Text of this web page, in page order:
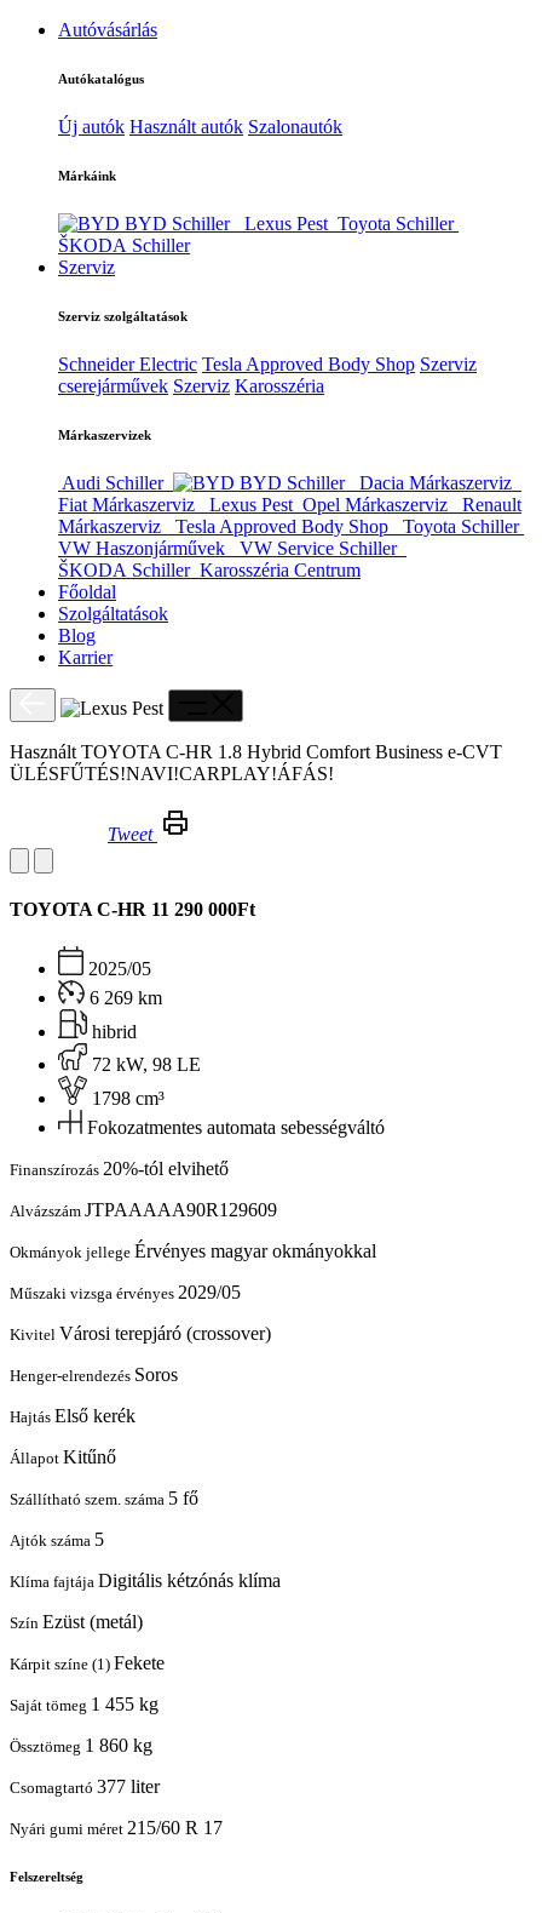
Autóvásárlás
Autókatalógus
Új autók Használt autók Szalonautók
Márkáink
BYD Schiller Lexus Pest Toyota Schiller
ŠKODA Schiller
Szerviz
Szerviz szolgáltatások
Schneider Electric Tesla Approved Body Shop Szerviz
cserejárművek Szerviz Karosszéria
Márkaszervizek
Audi Schiller BYD Schiller
Dacia Márkaszerviz
Fiat Márkaszerviz
Lexus Pest Opel Márkaszerviz
Renault
Márkaszerviz
Tesla Approved Body Shop
Toyota Schiller
VW Haszonjárművek
VW Service Schiller
ŠKODA Schiller Karosszéria Centrum
Főoldal
Szolgáltatások
Blog
Karrier
Használt TOYOTA C-HR 1.8 Hybrid Comfort Business e-CVT
ÜLÉSFŰTÉS!NAVI!CARPLAY!ÁFÁS!
Tweet
TOYOTA C-HR 11 290 000Ft
2025/05
6 269 km
hibrid
72 kW, 98 LE
1798 cm³
Fokozatmentes automata sebességváltó
Finanszírozás 20%-tól elvihető
Alvázszám JTPAAAAA90R129609
Okmányok jellege Érvényes magyar okmányokkal
Műszaki vizsga érvényes 2029/05
Kivitel Városi terepjáró (crossover)
Henger-elrendezés Soros
Hajtás Első kerék
Állapot Kitűnő
Szállítható szem. száma 5 fő
Ajtók száma 5
Klíma fajtája Digitális kétzónás klíma
Szín Ezüst (metál)
Kárpit színe (1) Fekete
Saját tömeg 1 455 kg
Össztömeg 1 860 kg
Csomagtartó 377 liter
Nyári gumi méret 215/60 R 17
Felszereltség